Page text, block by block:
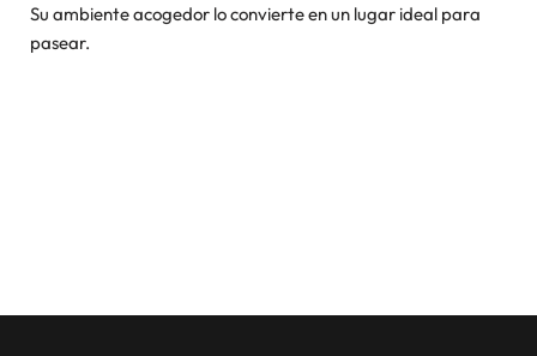
Su ambiente acogedor lo convierte en un lugar ideal para
pasear.